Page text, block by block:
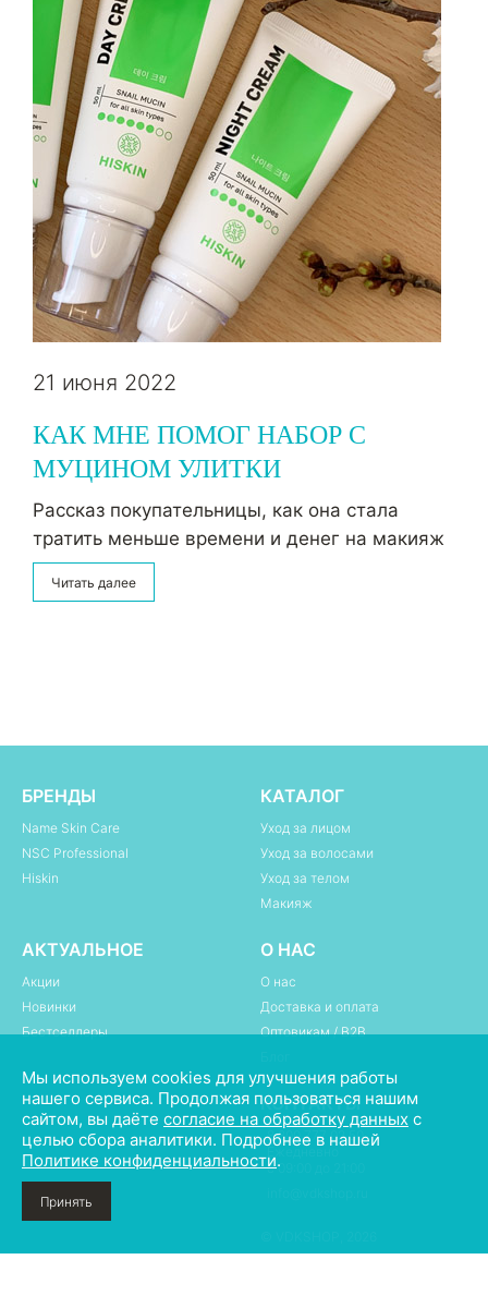
21 июня 2022
КАК МНЕ ПОМОГ НАБОР С
МУЦИНОМ УЛИТКИ
Рассказ покупательницы, как она стала
тратить меньше времени и денег на макияж
Читать далее
БРЕНДЫ
Name Skin Care
NSC Professional
Hiskin
КАТАЛОГ
Уход за лицом
Уход за волосами
Уход за телом
Макияж
АКТУАЛЬНОЕ
Акции
Новинки
Бестселлеры
О НАС
О нас
Доставка и оплата
Оптовикам / B2B
КОНТАКТЫ
8 800 777 02 50
Ежедневно
с 09:00 до 21:00
Мы используем cookies для улучшения работы
нашего сервиса. Продолжая пользоваться нашим
сайтом, вы даёте согласие на обработку данных с
целью сбора аналитики. Подробнее в нашей
Политике конфиденциальности.
Принять